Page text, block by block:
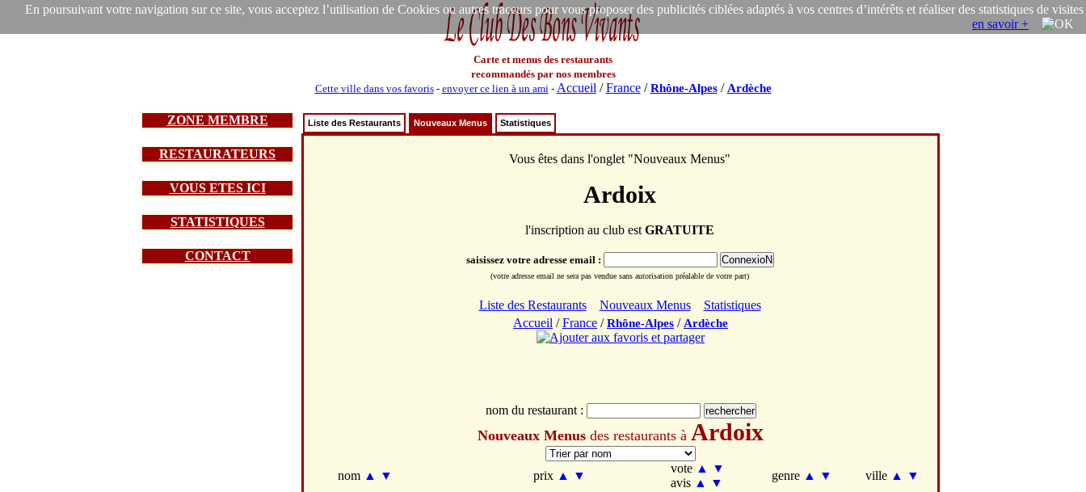
En poursuivant votre navigation sur ce site, vous acceptez l’utilisation de Cookies ou autres traceurs pour vous proposer des publicités ciblées adaptés à vos centres d’intérêts et réaliser des statistiques de visites
en savoir +
Carte et menus des restaurants
recommandés par nos membres
Cette ville dans vos favoris- envoyer ce lien à un ami- Accueil /France/Rhône-Alpes/ Ardèche
ZONE MEMBRE
RESTAURATEURS
VOUS ETES ICI
STATISTIQUES
CONTACT
Liste des Restaurants Nouveaux Menus Statistiques
Vous êtes dans l'onglet "Nouveaux Menus"
Ardoix
l'inscription au club est GRATUITE
saisissez votre adresse email :
(votre adresse email ne sera pas vendue sans autorisation préalable de votre part)
Liste des Restaurants Nouveaux Menus
Statistiques
Accueil /France /Rhône-Alpes / Ardèche
nom du restaurant :
Nouveaux Menus des restaurants à Ardoix
nom ▲ ▼ prix ▲ ▼
vote ▲
▼
avis ▲ ▼
genre ▲ ▼ ville ▲ ▼